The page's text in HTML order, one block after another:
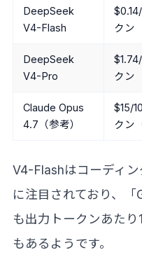
DeepSeek
V4-Flash
クン
DeepSeek
V4-Pro
クン
Claude Opus
4.7（参考）
$15/
クン
V4-Flashはコーディ
に注目されており、
も出力トークンあた
もあるようです。